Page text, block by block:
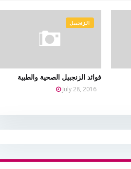
الزنجبيل
فوائد الزنجبيل الصحية والطبية
July 28, 2016